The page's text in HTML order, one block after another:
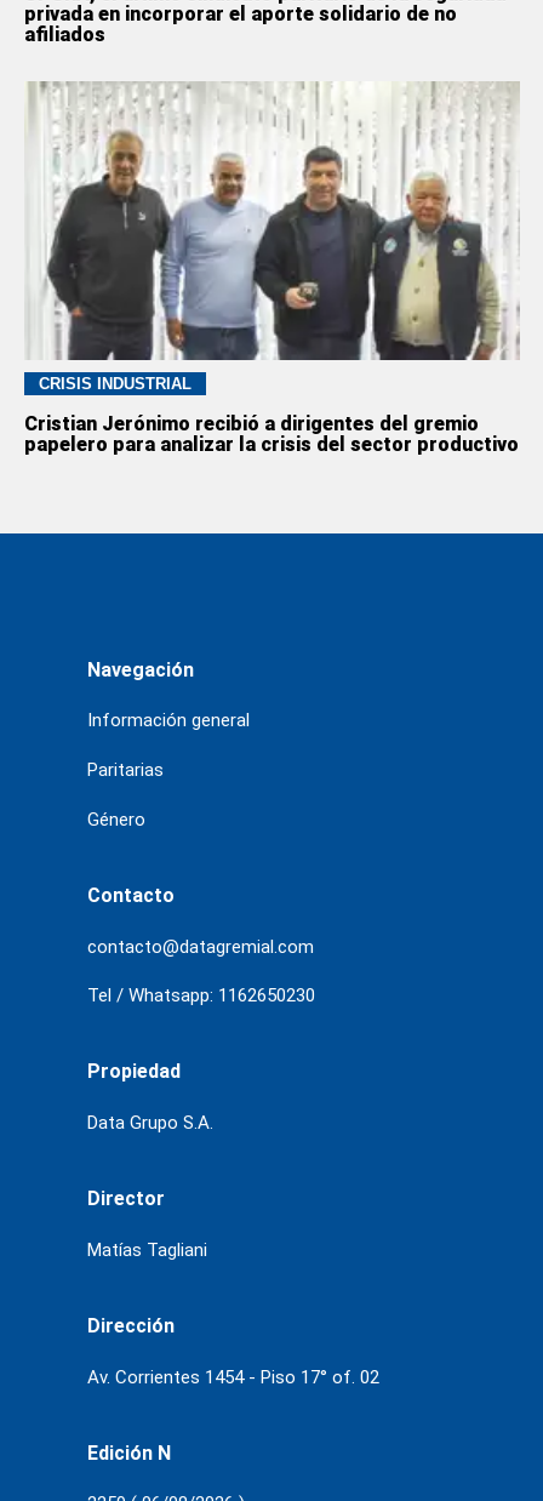
privada en incorporar el aporte solidario de no
afiliados
CRISIS INDUSTRIAL
Cristian Jerónimo recibió a dirigentes del gremio
papelero para analizar la crisis del sector productivo
Navegación
Información general
Paritarias
Género
Contacto
contacto@datagremial.com
Tel / Whatsapp: 1162650230
Propiedad
Data Grupo S.A.
Director
Matías Tagliani
Dirección
Av. Corrientes 1454 - Piso 17° of. 02
Edición N